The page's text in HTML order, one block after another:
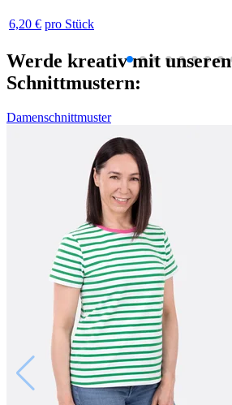
6,20 € pro Stück
Werde kreativ mit unseren
Schnittmustern:
Damenschnittmuster